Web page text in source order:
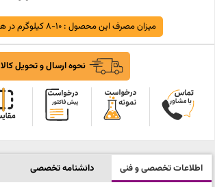
میزان مصرف این محصول : 10-8 کیلوگرم در هر مترمربع
نحوه ارسال و تحویل کالا
اطلاعات تخصصی و فنی دانشنامه تخصصی